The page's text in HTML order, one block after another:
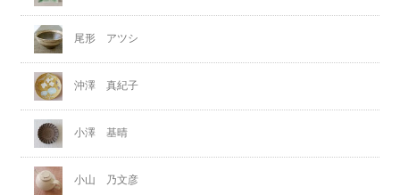
尾形 アツシ
沖澤 真紀子
小澤 基晴
小山 乃文彦